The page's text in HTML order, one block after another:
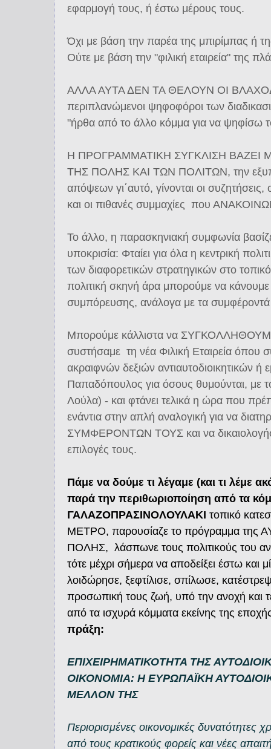
εφαρμογή τους, ή έστω μέρους τους.
Όχι με βάση την παρέα της μπιρίμπας ή
Ούτε με βάση την "φιλική εταιρεία" της
ΑΛΛΑ ΑΥΤΑ ΔΕΝ ΤΑ ΘΕΛΟΥΝ ΟΙ
περιπλανώμενοι ψηφοφόροι των
"ήρθα από το άλλο κόμμα για να ψηφίσω
Η ΠΡΟΓΡΑΜΜΑΤΙΚΗ ΣΥΓΚΛΙΣΗ
ΤΗΣ ΠΟΛΗΣ ΚΑΙ ΤΩΝ ΠΟΛΙΤΩΝ, την
απόψεων γι΄αυτό, γίνονται οι
και οι πιθανές συμμαχίες που
Το άλλο, η παρασκηνιακή συμφωνία
υποκρισία: Φταίει για όλα η κεντρική
των διαφορετικών στρατηγικών στο
πολιτική σκηνή άρα μπορούμε να
συμπόρευσης, ανάλογα με τα
Μπορούμε κάλλιστα να
συστήσαμε τη νέα Φιλική Εταιρεία όπου
ακραιφνών δεξιών αντιαυτοδιοικητικών
Παπαδόπουλος για όσους θυμούνται, με
Λούλα) - και φτάνει τελικά η ώρα που
ενάντια στην απλή αναλογική για να
ΣΥΜΦΕΡΟΝΤΩΝ ΤΟΥΣ και να
επιλογές τους.
Πάμε να δούμε τι λέγαμε (και τι λέμε
παρά την περιθωριοποίηση από τα
ΓΑΛΑΖΟΠΡΑΣΙΝΟΛΟΥΛΑΚΙ τοπικό
ΜΕΤΡΟ, παρουσίαζε το πρόγραμμα
ΠΟΛΗΣ, λάσπωνε τους πολιτικούς του
τότε μέχρι σήμερα να αποδείξει έστω και
λοιδώρησε, ξεφτίλισε, σπίλωσε,
προσωπική τους ζωή, υπό την ανοχή και
από τα ισχυρά κόμματα εκείνης της
πράξη:
ΕΠΙΧΕΙΡΗΜΑΤΙΚΟΤΗΤΑ ΤΗΣ
ΟΙΚΟΝΟΜΙΑ: Η ΕΥΡΩΠΑΪΚΗ
ΜΕΛΛΟΝ ΤΗΣ
Περιορισμένες οικονομικές
από τους κρατικούς φορείς και νέες